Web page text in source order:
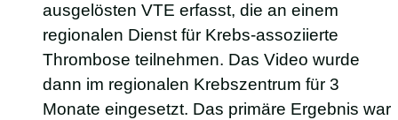
ausgelösten VTE erfasst, die an einem
regionalen Dienst für Krebs-assoziierte
Thrombose teilnehmen. Das Video wurde
dann im regionalen Krebszentrum für 3
Monate eingesetzt. Das primäre Ergebnis war